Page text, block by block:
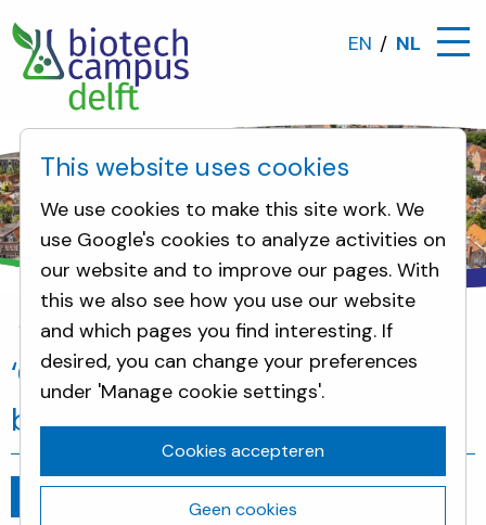
EN NL
Omwonenden ‘Calvé’ maakt plaats voor biotech
‘Calvé’ maakt plaats voor
biotech
This website uses cookies
We use cookies to make this site work. We
use Google's cookies to analyze activities on
our website and to improve our pages. With
this we also see how you use our website
and which pages you find interesting. If
desired, you can change your preferences
under 'Manage cookie settings'.
Cookies accepteren
Geen cookies